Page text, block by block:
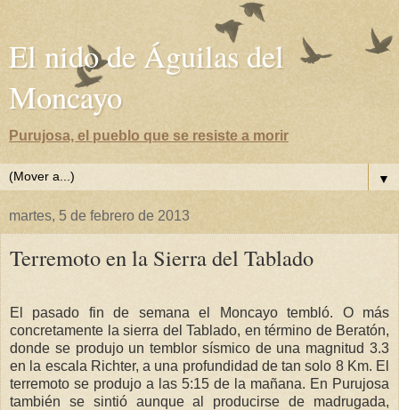
El nido de Águilas del
Moncayo
Purujosa, el pueblo que se resiste a morir
▼
martes, 5 de febrero de 2013
Terremoto en la Sierra del Tablado
El pasado fin de semana el Moncayo tembló. O más
concretamente la sierra del Tablado, en término de Beratón,
donde se produjo un temblor sísmico de una magnitud 3.3
en la escala Richter, a una profundidad de tan solo 8 Km. El
terremoto se produjo a las 5:15 de la mañana. En Purujosa
también se sintió aunque al producirse de madrugada,